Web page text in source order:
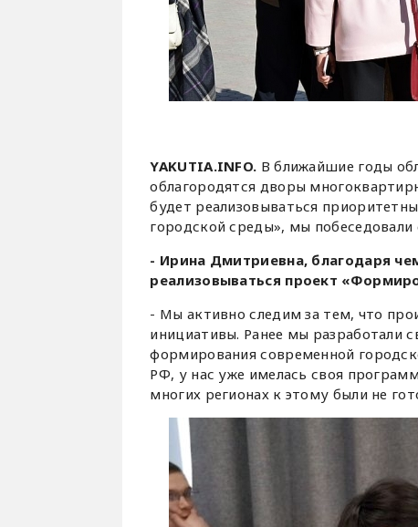
YAKUTIA.INFO. В ближайшие годы
облагородятся дворы
будет реализовываться
городской среды», мы
- Ирина Дмитриевна, благодаря
реализовываться проект
- Мы активно следим за тем, что
инициативы. Ранее мы разработали
формирования современной
РФ, у нас уже имелась своя
многих регионах к этому были не